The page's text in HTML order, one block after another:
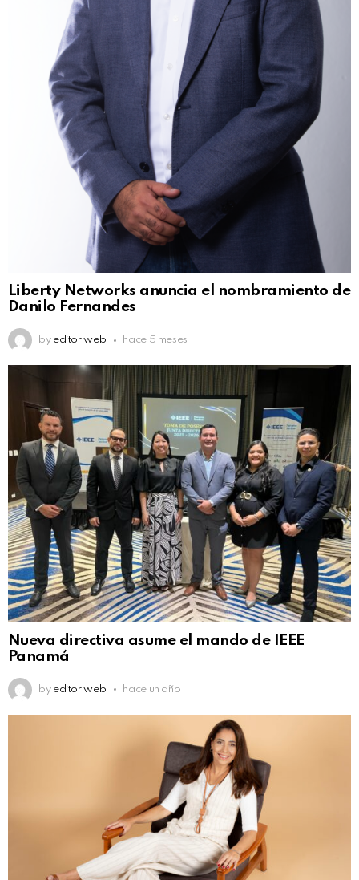
Liberty Networks anuncia el nombramiento de
Danilo Fernandes
by editor web hace 5 meses
Nueva directiva asume el mando de IEEE
Panamá
by editor web hace un año